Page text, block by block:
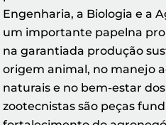
Engenharia, a Biologia e a
um importante papelna
na garantiada produção
origem animal, no manejo
naturais e no bem-estar
zootecnistas são peças